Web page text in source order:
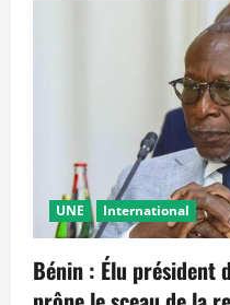
UNE International
Bénin : Élu président